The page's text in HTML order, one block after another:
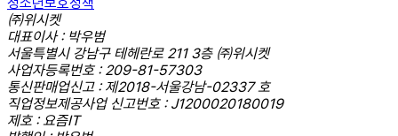
㈜위시켓
대표이사 : 박우범
서울특별시 강남구 테헤란로 211 3층 ㈜위시켓
사업자등록번호 : 209-81-57303
통신판매업신고 : 제2018-서울강남-02337 호
직업정보제공사업 신고번호 : J1200020180019
제호 : 요즘IT